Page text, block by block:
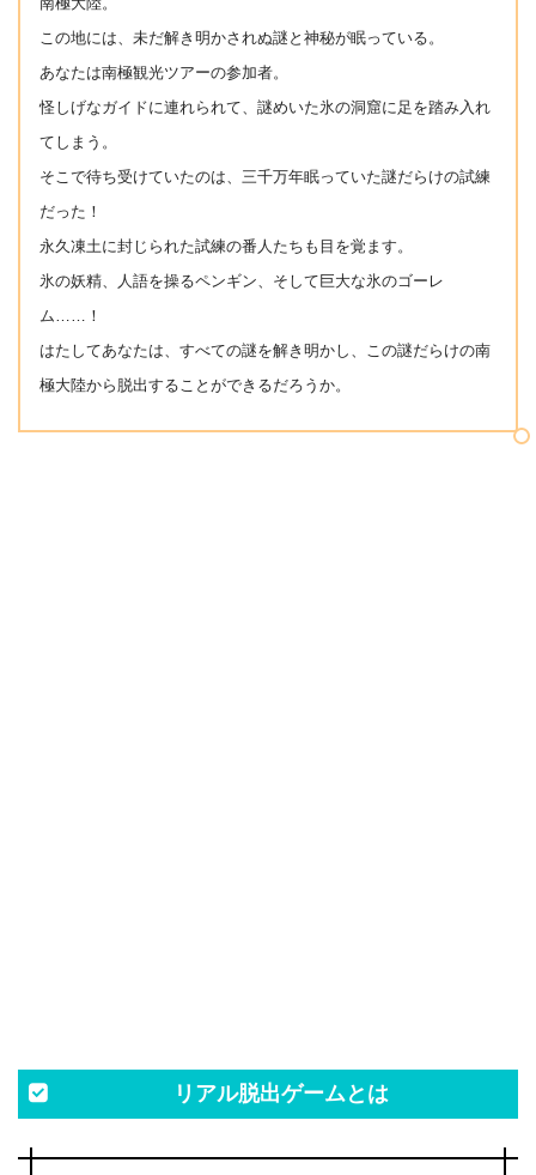
この地には、未だ解き明かされぬ謎と神秘が眠っている。
あなたは南極観光ツアーの参加者。
怪しげなガイドに連れられて、謎めいた氷の洞窟に足を踏み入れ
てしまう。
そこで待ち受けていたのは、三千万年眠っていた謎だらけの試練
だった！
永久凍土に封じられた試練の番人たちも目を覚ます。
氷の妖精、人語を操るペンギン、そして巨大な氷のゴーレ
ム……！
はたしてあなたは、すべての謎を解き明かし、この謎だらけの南
極大陸から脱出することができるだろうか。
リアル脱出ゲームとは